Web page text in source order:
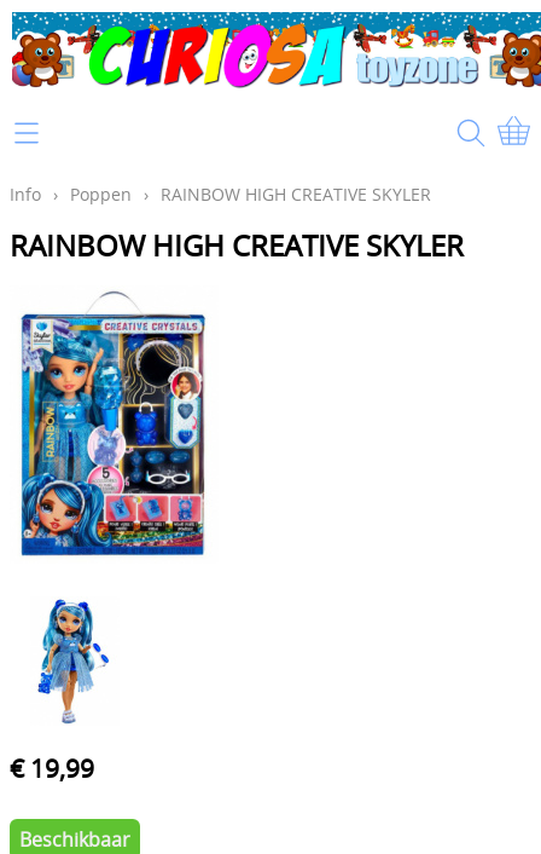
Home
Info
Mijn account
Info › Poppen › RAINBOW HIGH CREATIVE SKYLER
RAINBOW HIGH CREATIVE SKYLER
€ 19,99
Beschikbaar